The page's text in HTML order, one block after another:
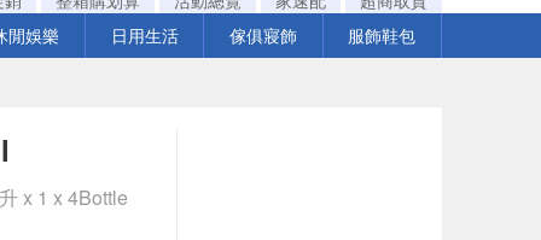
閒娛樂
日用生活 傢俱寢飾 服飾鞋包
x 1 x 4Bottle